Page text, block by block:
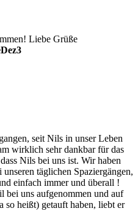
Liebe Grüße
seit Nils in unser Leben
wirklich sehr dankbar für das
Nils bei uns ist. Wir haben
täglichen Spaziergängen,
einfach immer und überall !
uns aufgenommen und auf
heißt) getauft haben, liebt er